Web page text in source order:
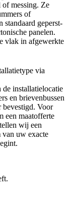
of messing. Ze
of
standaard geperst-
panelen.
vlak in afgewerkte
via
installatielocatie
en brievenbussen
bevestigd. Voor
een maatofferte
wij een
uw exacte